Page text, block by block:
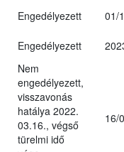
Engedélyezett
01/
Engedélyezett
Nem
engedélyezett,
visszavonás
hatálya 2022.
03.16., végső
türelmi idő
16/